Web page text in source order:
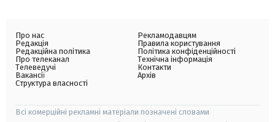
Про нас
Редакція
Редакційна політика
Про телеканал
Телеведучі
Вакансії
Структура власності
Рекламодавцям
Правила користування
Політика конфіденційності
Технічна інформація
Контакти
Архів
Всі комерційні рекламні матеріали позначені словами